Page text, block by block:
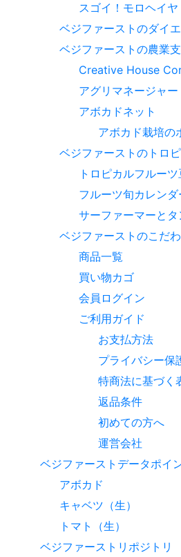
スゴイ！モロヘイヤ
ベジファーストのダイ
ベジファーストの農業
Creative House
アグリマネージャ
アボカドネット
アボカド栽培の
ベジファーストのトロ
トロピカルフルー
フルーツ旬カレンダ
サーファーマーとタ
ベジファーストのこだわ
商品一覧
買い物カゴ
会員ログイン
ご利用ガイド
お支払方法
プライバシー保
特商法に基づく
返品条件
初めての方へ
運営会社
ベジファーストデータポイ
アボカド
キャベツ（生）
トマト（生）
ベジファーストリポジトリ